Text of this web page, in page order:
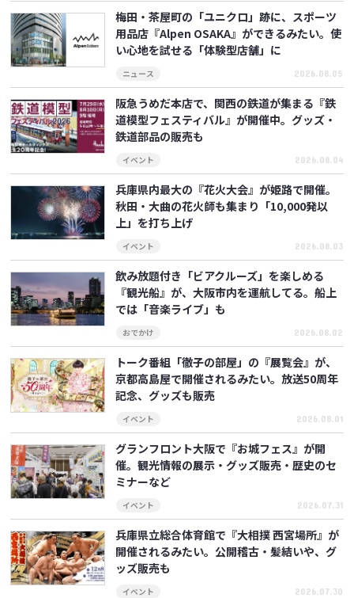
梅田・茶屋町の「ユニクロ」跡に、スポーツ
用品店『Alpen OSAKA』ができるみたい。使
い心地を試せる「体験型店舗」に
ニュース 2026.08.05
阪急うめだ本店で、関西の鉄道が集まる『鉄
道模型フェスティバル』が開催中。グッズ・
鉄道部品の販売も
イベント 2026.08.04
兵庫県内最大の『花火大会』が姫路で開催。
秋田・大曲の花火師も集まり「10,000発以
上」を打ち上げ
イベント 2026.08.03
飲み放題付き「ビアクルーズ」を楽しめる
『観光船』が、大阪市内を運航してる。船上
では「音楽ライブ」も
おでかけ 2026.08.02
トーク番組「徹子の部屋」の『展覧会』が、
京都高島屋で開催されるみたい。放送50周年
記念、グッズも販売
イベント 2026.08.01
グランフロント大阪で『お城フェス』が開
催。観光情報の展示・グッズ販売・歴史のセ
ミナーなど
イベント 2026.07.31
兵庫県立総合体育館で『大相撲 西宮場所』が
開催されるみたい。公開稽古・髪結いや、グ
ッズ販売も
イベント 2026.07.30